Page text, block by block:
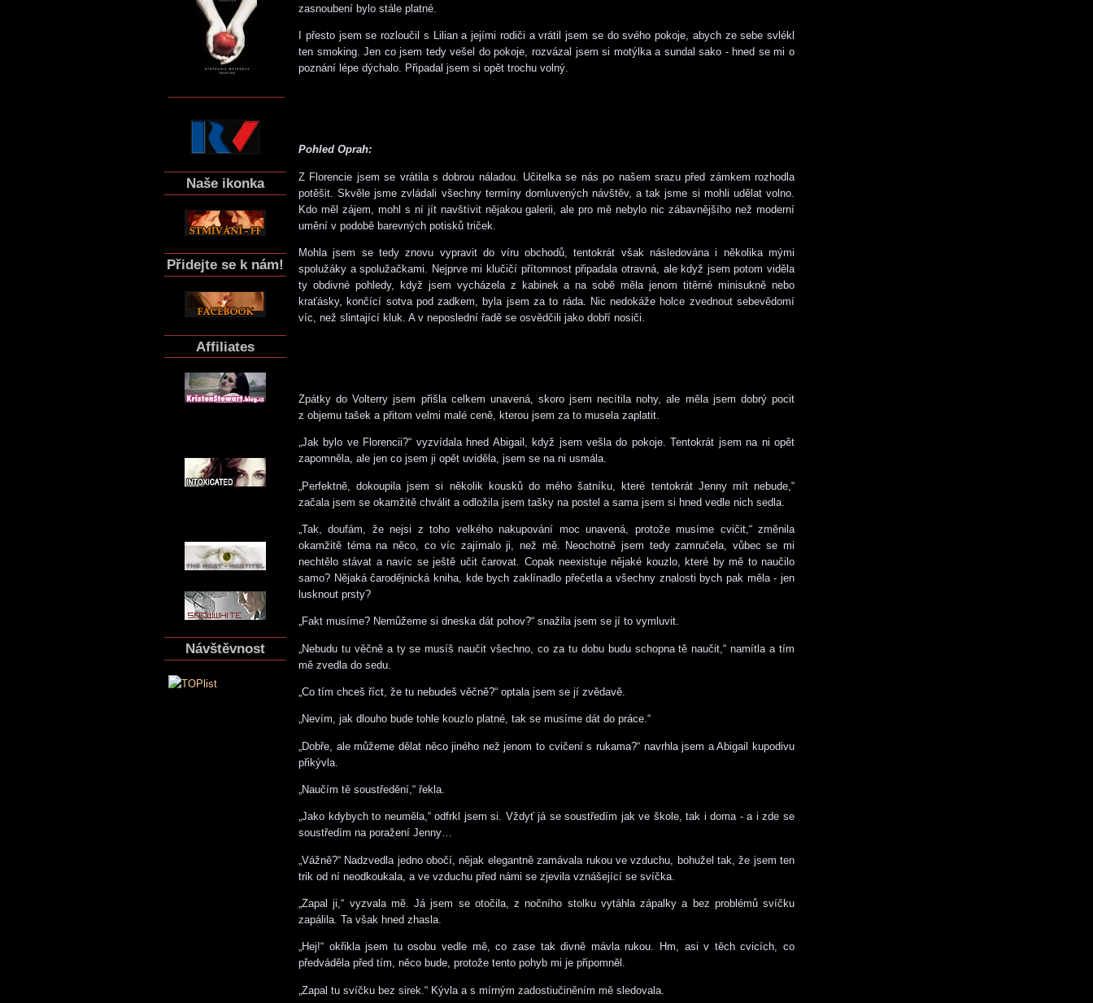
Naše ikonka
Přidejte se k nám!
Affiliates
Návštěvnost
zasnoubení bylo stále platné.
I přesto jsem se rozloučil s Lilian a jejími rodiči a vrátil jsem se do svého pokoje, abych ze sebe svlékl
ten smoking. Jen co jsem tedy vešel do pokoje, rozvázal jsem si motýlka a sundal sako - hned se mi o
poznání lépe dýchalo. Připadal jsem si opět trochu volný.
Pohled Oprah:
Z Florencie jsem se vrátila s dobrou náladou. Učitelka se nás po našem srazu před zámkem rozhodla
potěšit. Skvěle jsme zvládali všechny termíny domluvených návštěv, a tak jsme si mohli udělat volno.
Kdo měl zájem, mohl s ní jít navštívit nějakou galerii, ale pro mě nebylo nic zábavnějšího než moderní
umění v podobě barevných potisků triček.
Mohla jsem se tedy znovu vypravit do víru obchodů, tentokrát však následována i několika mými
spolužáky a spolužačkami. Nejprve mi klučičí přítomnost připadala otravná, ale když jsem potom viděla
ty obdivné pohledy, když jsem vycházela z kabinek a na sobě měla jenom titěrné minisukně nebo
kraťásky, končící sotva pod zadkem, byla jsem za to ráda. Nic nedokáže holce zvednout sebevědomí
víc, než slintající kluk. A v neposlední řadě se osvědčili jako dobří nosiči.
Zpátky do Volterry jsem přišla celkem unavená, skoro jsem necítila nohy, ale měla jsem dobrý pocit
z objemu tašek a přitom velmi malé ceně, kterou jsem za to musela zaplatit.
„Jak bylo ve Florencii?“ vyzvídala hned Abigail, když jsem vešla do pokoje. Tentokrát jsem na ni opět
zapomněla, ale jen co jsem ji opět uviděla, jsem se na ni usmála.
„Perfektně, dokoupila jsem si několik kousků do mého šatníku, které tentokrát Jenny mít nebude,“
začala jsem se okamžitě chválit a odložila jsem tašky na postel a sama jsem si hned vedle nich sedla.
„Tak, doufám, že nejsi z toho velkého nakupování moc unavená, protože musíme cvičit,“ změnila
okamžitě téma na něco, co víc zajímalo ji, než mě. Neochotně jsem tedy zamručela, vůbec se mi
nechtělo stávat a navíc se ještě učit čarovat. Copak neexistuje nějaké kouzlo, které by mě to naučilo
samo? Nějaká čarodějnická kniha, kde bych zaklínadlo přečetla a všechny znalosti bych pak měla - jen
lusknout prsty?
„Fakt musíme? Nemůžeme si dneska dát pohov?“ snažila jsem se jí to vymluvit.
„Nebudu tu věčně a ty se musíš naučit všechno, co za tu dobu budu schopna tě naučit,“ namítla a tím
mě zvedla do sedu.
„Co tím chceš říct, že tu nebudeš věčně?“ optala jsem se jí zvědavě.
„Nevím, jak dlouho bude tohle kouzlo platné, tak se musíme dát do práce.“
„Dobře, ale můžeme dělat něco jiného než jenom to cvičení s rukama?“ navrhla jsem a Abigail kupodivu
přikývla.
„Naučím tě soustředění,“ řekla.
„Jako kdybych to neuměla,“ odfrkl jsem si. Vždyť já se soustředím jak ve škole, tak i doma - a i zde se
soustředím na poražení Jenny…
„Vážně?“ Nadzvedla jedno obočí, nějak elegantně zamávala rukou ve vzduchu, bohužel tak, že jsem ten
trik od ní neodkoukala, a ve vzduchu před námi se zjevila vznášející se svíčka.
„Zapal ji,“ vyzvala mě. Já jsem se otočila, z nočního stolku vytáhla zápalky a bez problémů svíčku
zapálila. Ta však hned zhasla.
„Hej!“ okřikla jsem tu osobu vedle mě, co zase tak divně mávla rukou. Hm, asi v těch cvicích, co
předváděla před tím, něco bude, protože tento pohyb mi je připomněl.
„Zapal tu svíčku bez sirek.“ Kývla a s mírným zadostiučiněním mě sledovala.